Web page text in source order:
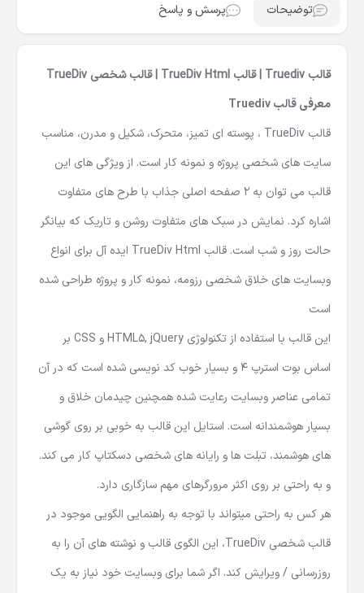
توضیحات پرسش و پاسخ
قالب Truediv | قالب TrueDiv Html | قالب شخصی TrueDiv
معرفی قالب Truediv
قالب TrueDiv ، پوسته ای تمیز، متحرک، شکیل و مدرن، مناسب
سایت های شخصی پروژه و نمونه کار است. از ویژگی های این
قالب می توان به 2 صفحه اصلی جذاب با طرح های متفاوت
اشاره کرد. نمایش در سبک های متفاوت روشن و تاریک که بیانگر
حالت روز و شب است. قالب TrueDiv Html ایده آل برای انواع
وبسایت های خلاق شخصی رزومه، نمونه کار و پروژه طراحی شده
است
این قالب با استفاده از تکنولوژی HTML5, jQuery و CSS بر
اساس بوت استرپ 4 و بسیار خوب کد نویسی شده است که در آن
تمامی عناصر وبسایت رعایت شده همچنین چیدمان خلاق و
بسیار هوشمندانه است. استایل این قالب به خوبی بر روی گوشی
های هوشمند، تبلت ها و رایانه های شخصی دسکتاپ کار می کند.
و به راحتی بر روی اکثر مرورگرهای مهم سازگاری دارد.
هر کس به راحتی میتواند با توجه به راهنمایی الگویی موجود در
قالب شخصی TrueDiv، این الگوی قالب و نوشته های آن را به
روزرسانی / ویرایش کند. اگر شما برای وبسایت خود نیاز به یک